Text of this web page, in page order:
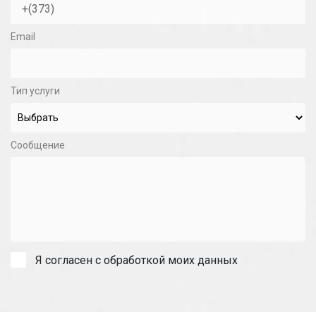
Email
Тип услуги
Сообщение
Я согласен с обработкой моих данных